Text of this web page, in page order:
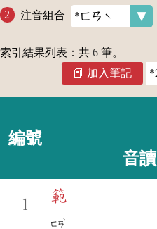
注音組合
索引結果列表：共 6 筆。
加入筆記
編號
音讀
1
範
ㄈㄢ
ˋ